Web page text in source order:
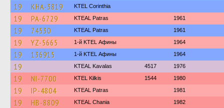
19 KHA-3819 KTEL Corinthia
19 PA-6729 KTEAL Patras 1961
19 74530 KTEAL Patras 1961
19 YZ-5665 1-й KTEL Афины 1964
19 136915 1-й KTEL Афины 1964
19 KTEAL Kavalas 4517 1976
19 NI-7700 KTEL Kilkis 1544 1980
19 IP-4804 KTEAL Patras 1981
19 HB-8809 KTEAL Chania 1982